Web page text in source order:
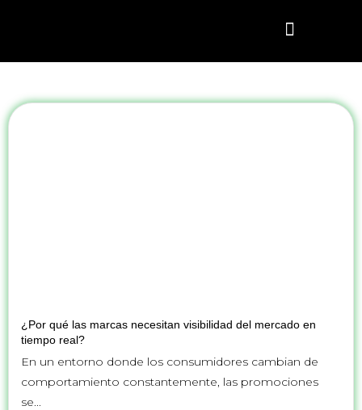
¿Por qué las marcas necesitan visibilidad del mercado en
tiempo real?
En un entorno donde los consumidores cambian de
comportamiento constantemente, las promociones
se...